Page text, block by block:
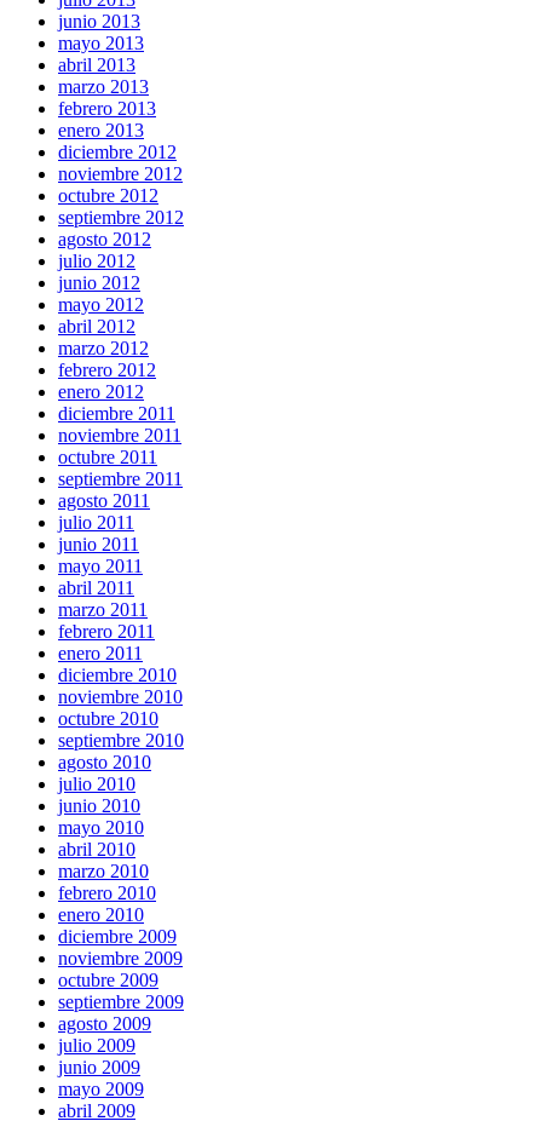
junio 2013
mayo 2013
abril 2013
marzo 2013
febrero 2013
enero 2013
diciembre 2012
noviembre 2012
octubre 2012
septiembre 2012
agosto 2012
julio 2012
junio 2012
mayo 2012
abril 2012
marzo 2012
febrero 2012
enero 2012
diciembre 2011
noviembre 2011
octubre 2011
septiembre 2011
agosto 2011
julio 2011
junio 2011
mayo 2011
abril 2011
marzo 2011
febrero 2011
enero 2011
diciembre 2010
noviembre 2010
octubre 2010
septiembre 2010
agosto 2010
julio 2010
junio 2010
mayo 2010
abril 2010
marzo 2010
febrero 2010
enero 2010
diciembre 2009
noviembre 2009
octubre 2009
septiembre 2009
agosto 2009
julio 2009
junio 2009
mayo 2009
abril 2009